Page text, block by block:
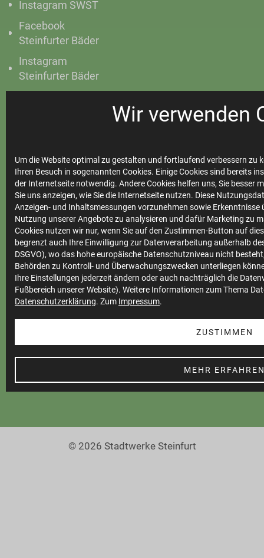
Wir verwenden
Um die Website optimal zu gestalten und fortlaufend verbessern
Ihren Besuch in sogenannten Cookies. Einige Cookies sind bereits
der Internetseite notwendig. Andere Cookies helfen uns, Sie besser
Sie uns anzeigen, wie Sie die Internetseite nutzen. Diese
Anzeigen- und Inhaltsmessungen vorzunehmen sowie Erkenntnisse
Nutzung unserer Angebote zu analysieren und dafür Marketing zu
Cookies nutzen wir nur, wenn Sie auf den Zustimmen-Button auf
begrenzt auch Ihre Einwilligung zur Datenverarbeitung außerhalb
DSGVO), wo das hohe europäische Datenschutzniveau nicht
Behörden zu Kontroll- und Überwachungszwecken unterliegen
Ihre Einstellungen jederzeit ändern oder auch nachträglich die
Fußbereich unserer Website). Weitere Informationen zum Thema
Datenschutzerklärung. Zum Impressum.
ZUSTIMMEN
MEHR
Instagram SWST
Facebook
Steinfurter Bäder
Instagram
Steinfurter Bäder
Stadtwerke
Marktkommunikation
Vertrieb
Impressum
Datenschutz
Teilnahmebedingungen
© 2026 Stadtwerke Steinfurt